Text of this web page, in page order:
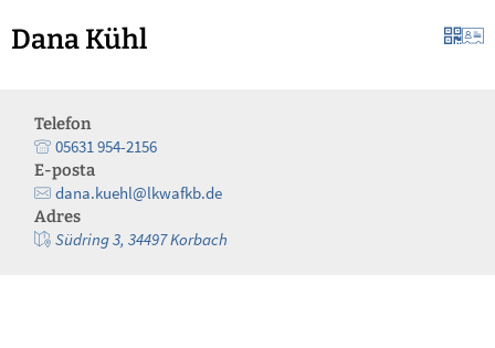
Dana Kühl
Telefon
05631 954-2156
E-posta
dana.kuehl@lkwafkb.de
Adres
Südring 3, 34497 Korbach